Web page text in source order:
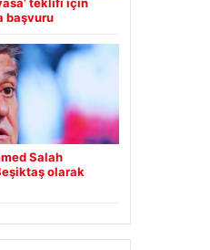
başvuru
Salah
olarak